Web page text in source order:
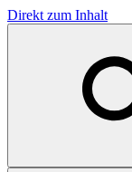
Direkt zum Inhalt